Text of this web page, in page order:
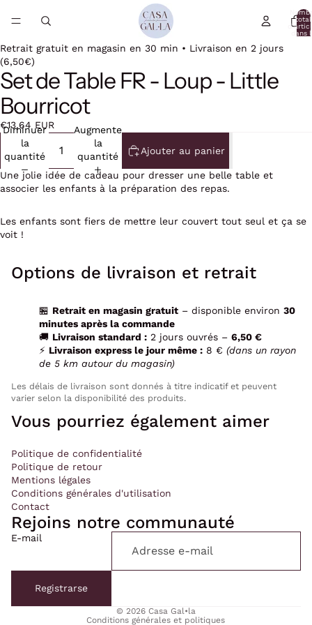
total
dans
Retrait gratuit en magasin en 30 min • Livraison en 2 jours
(6,50€)
Set de Table FR - Loup - Little
Bourricot
€13,64 EUR
Diminuer
la
quantité
Augmenter
la
quantité
Ajouter au panier
Une jolie idée de cadeau pour dresser une belle table et
associer les enfants à la préparation des repas.
Les enfants sont fiers de mettre leur couvert tout seul et ça se
voit !
Options de livraison et retrait
🏪 Retrait en magasin gratuit – disponible environ 30
minutes après la commande
🚚 Livraison standard : 2 jours ouvrés – 6,50 €
⚡ Livraison express le jour même : 8 € (dans un rayon
de 5 km autour du magasin)
Les délais de livraison sont donnés à titre indicatif et peuvent
varier selon la disponibilité des produits.
Vous pourriez également aimer
Politique de confidentialité
Politique de retour
Mentions légales
Conditions générales d'utilisation
Contact
Rejoins notre communauté
E-mail
Registrarse
© 2026 Casa Gal•la
Conditions générales et politiques
Politique de confidentialité
Conditions d’utilisation